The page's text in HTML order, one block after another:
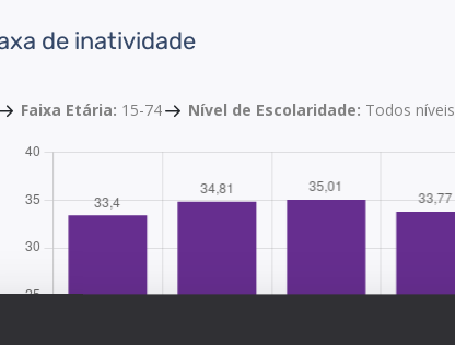
de inatividade
Faixa Etária: 15-74 Nível de Escolaridade: Todos níveis